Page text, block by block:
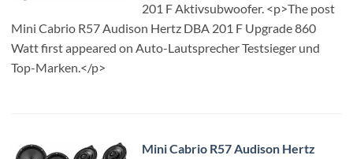
201 F Aktivsubwoofer. <p>The post
Mini Cabrio R57 Audison Hertz DBA 201 F Upgrade 860
Watt first appeared on Auto-Lautsprecher Testsieger und
Top-Marken.</p>
Mini Cabrio R57 Audison Hertz